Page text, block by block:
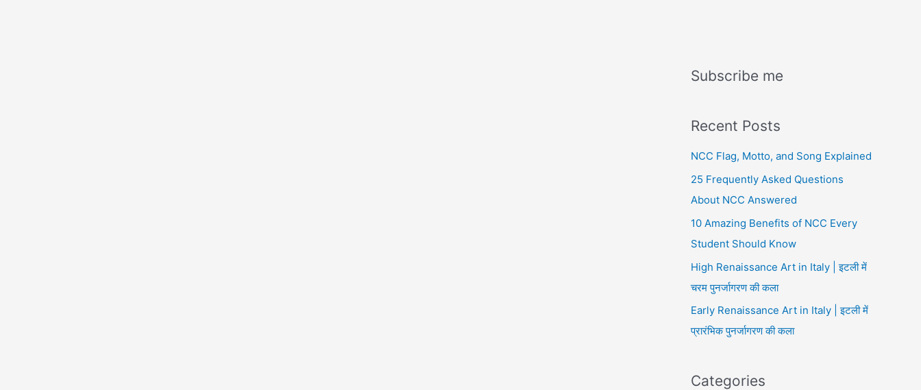
Subscribe me
Recent Posts
NCC Flag, Motto, and Song Explained
25 Frequently Asked Questions
About NCC Answered
10 Amazing Benefits of NCC Every
Student Should Know
High Renaissance Art in Italy | इटली में
चरम पुनर्जागरण की कला
Early Renaissance Art in Italy | इटली में
प्रारंभिक पुनर्जागरण की कला
Categories